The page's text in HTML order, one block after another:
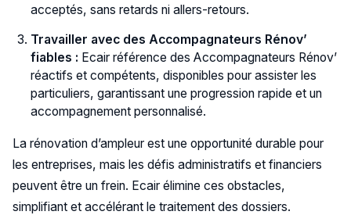
acceptés, sans retards ni allers-retours.
Travailler avec des Accompagnateurs Rénov’
fiables : Ecair référence des Accompagnateurs Rénov’
réactifs et compétents, disponibles pour assister les
particuliers, garantissant une progression rapide et un
accompagnement personnalisé.
La rénovation d’ampleur est une opportunité durable pour
les entreprises, mais les défis administratifs et financiers
peuvent être un frein. Ecair élimine ces obstacles,
simplifiant et accélérant le traitement des dossiers.